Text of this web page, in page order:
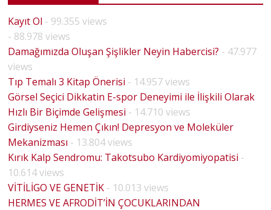
Kayıt Ol - 99.355 views
- 88.978 views
Damağımızda Oluşan Şişlikler Neyin Habercisi? - 47.977
views
Tıp Temalı 3 Kitap Önerisi - 14.957 views
Görsel Seçici Dikkatin E-spor Deneyimi ile İlişkili Olarak
Hızlı Bir Biçimde Gelişmesi - 14.710 views
Girdiyseniz Hemen Çıkın! Depresyon ve Moleküler
Mekanizması - 13.804 views
Kırık Kalp Sendromu: Takotsubo Kardiyomiyopatisi -
10.614 views
VİTİLİGO VE GENETİK - 10.013 views
HERMES VE AFRODİT’İN ÇOCUKLARINDAN